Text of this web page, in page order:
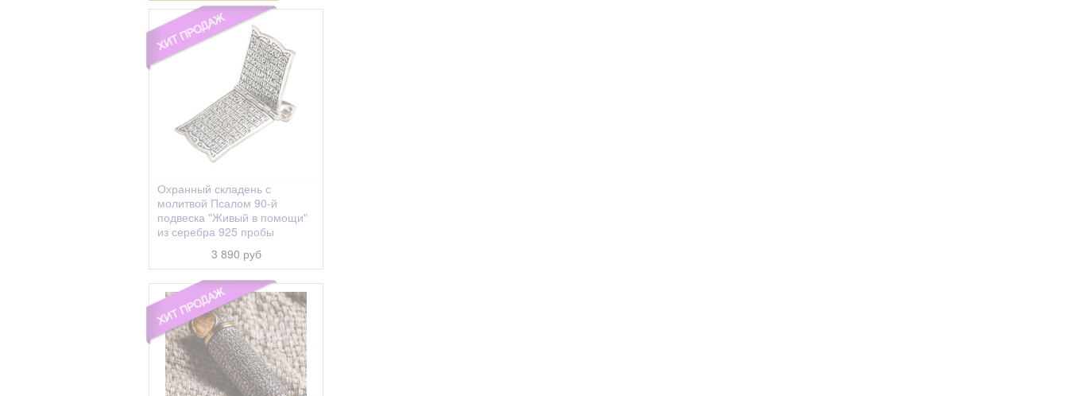
Охранный складень с
молитвой Псалом 90-й
подвеска "Живый в помощи"
из серебра 925 пробы
3 890 руб